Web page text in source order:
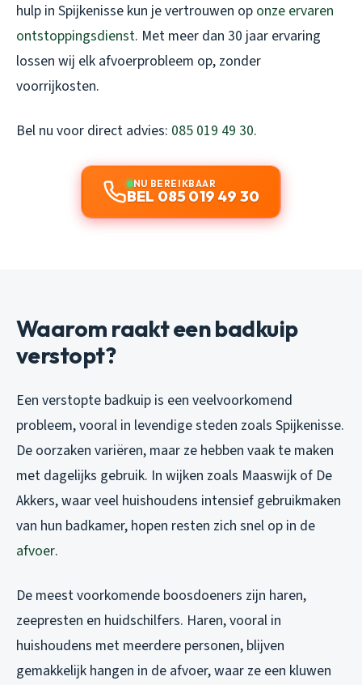
hulp in Spijkenisse kun je vertrouwen op onze ervaren
ontstoppingsdienst. Met meer dan 30 jaar ervaring
lossen wij elk afvoerprobleem op, zonder
voorrijkosten.
Bel nu voor direct advies: 085 019 49 30.
NU BEREIKBAAR
BEL 085 019 49 30
Waarom raakt een badkuip
verstopt?
Een verstopte badkuip is een veelvoorkomend
probleem, vooral in levendige steden zoals Spijkenisse.
De oorzaken variëren, maar ze hebben vaak te maken
met dagelijks gebruik. In wijken zoals Maaswijk of De
Akkers, waar veel huishoudens intensief gebruikmaken
van hun badkamer, hopen resten zich snel op in de
afvoer.
De meest voorkomende boosdoeners zijn haren,
zeepresten en huidschilfers. Haren, vooral in
huishoudens met meerdere personen, blijven
gemakkelijk hangen in de afvoer, waar ze een kluwen